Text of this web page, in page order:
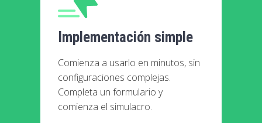
Implementación simple
Comienza a usarlo en minutos, sin
configuraciones complejas.
Completa un formulario y
comienza el simulacro.